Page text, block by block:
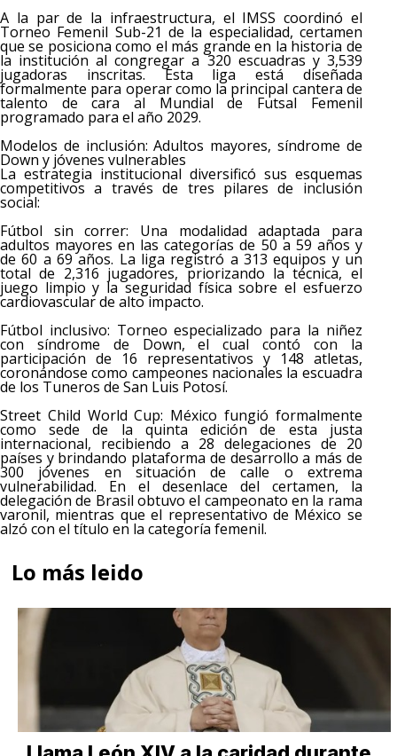
A la par de la infraestructura, el IMSS coordinó el
Torneo Femenil Sub-21 de la especialidad, certamen
que se posiciona como el más grande en la historia de
la institución al congregar a 320 escuadras y 3,539
jugadoras inscritas. Esta liga está diseñada
formalmente para operar como la principal cantera de
talento de cara al Mundial de Futsal Femenil
programado para el año 2029.
Modelos de inclusión: Adultos mayores, síndrome de
Down y jóvenes vulnerables
La estrategia institucional diversificó sus esquemas
competitivos a través de tres pilares de inclusión
social:
Fútbol sin correr: Una modalidad adaptada para
adultos mayores en las categorías de 50 a 59 años y
de 60 a 69 años. La liga registró a 313 equipos y un
total de 2,316 jugadores, priorizando la técnica, el
juego limpio y la seguridad física sobre el esfuerzo
cardiovascular de alto impacto.
Fútbol inclusivo: Torneo especializado para la niñez
con síndrome de Down, el cual contó con la
participación de 16 representativos y 148 atletas,
coronándose como campeones nacionales la escuadra
de los Tuneros de San Luis Potosí.
Street Child World Cup: México fungió formalmente
como sede de la quinta edición de esta justa
internacional, recibiendo a 28 delegaciones de 20
países y brindando plataforma de desarrollo a más de
300 jóvenes en situación de calle o extrema
vulnerabilidad. En el desenlace del certamen, la
delegación de Brasil obtuvo el campeonato en la rama
varonil, mientras que el representativo de México se
alzó con el título en la categoría femenil.
Lo más leido